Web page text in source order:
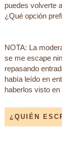
puedes volverte
¿Qué opción
NOTA: La
se me escape
repasando
había leído en
haberlos visto
¿QUIÉN